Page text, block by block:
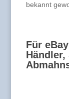
bekannt
Für